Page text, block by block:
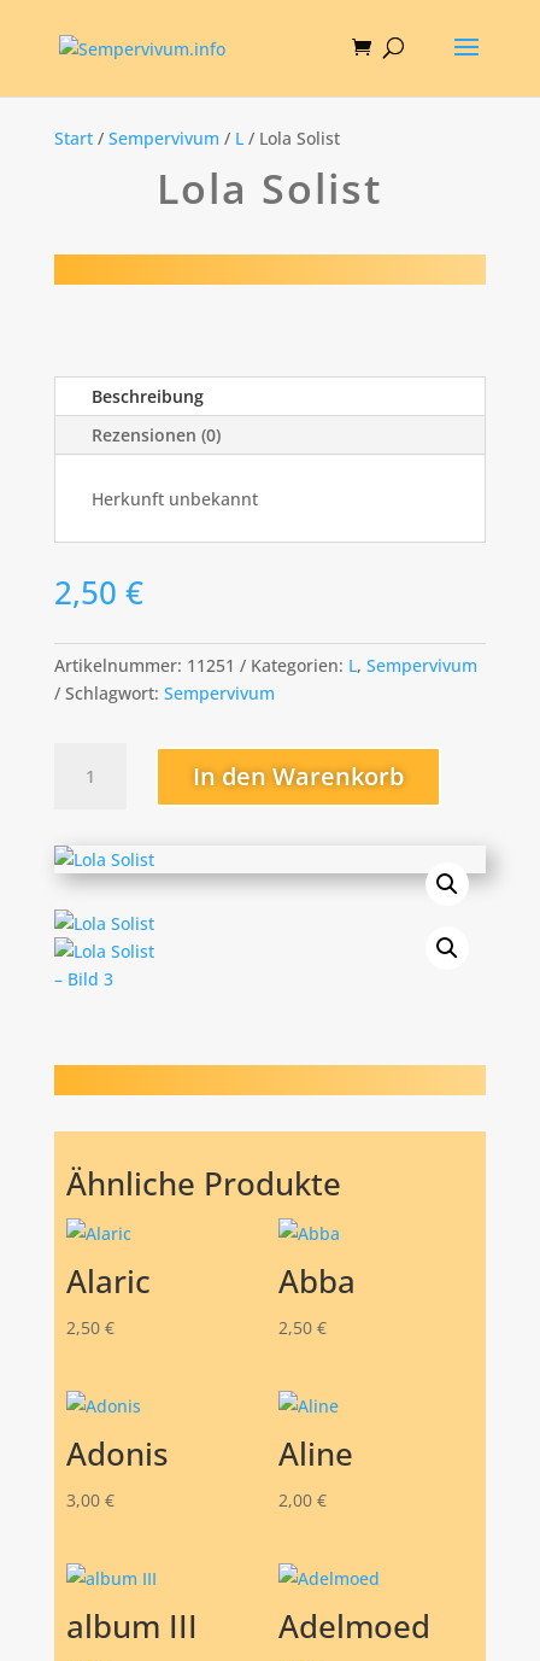
Start/ Sempervivum / L/ Lola Solist
Lola Solist
Beschreibung
Rezensionen (0)
Herkunft unbekannt
2,50 €
Artikelnummer: 11251 Kategorien: L, Sempervivum
Schlagwort: Sempervivum
Solist
In den Warenkorb
Ähnliche Produkte
Alaric
2,50 €
Abba
2,50 €
Adonis
3,00 €
Aline
2,00 €
album III Adelmoed